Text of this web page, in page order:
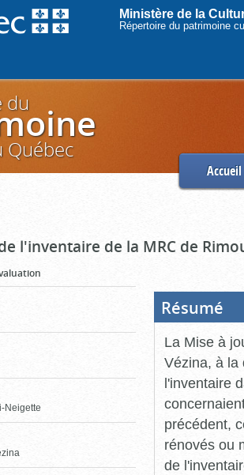
Ministère de la
Répertoire du patrimoine
du
Québec
Accueil
l'inventaire de la MRC de
Neigette
Résumé
La Mise à
Vézina, à la
l'inventaire
précédent,
rénovés ou
de